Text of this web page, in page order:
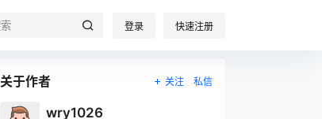
登录 快速注册
关于作者 关注 私信
wry1026